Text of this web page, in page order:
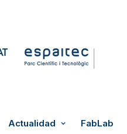
Actualidad FabLab